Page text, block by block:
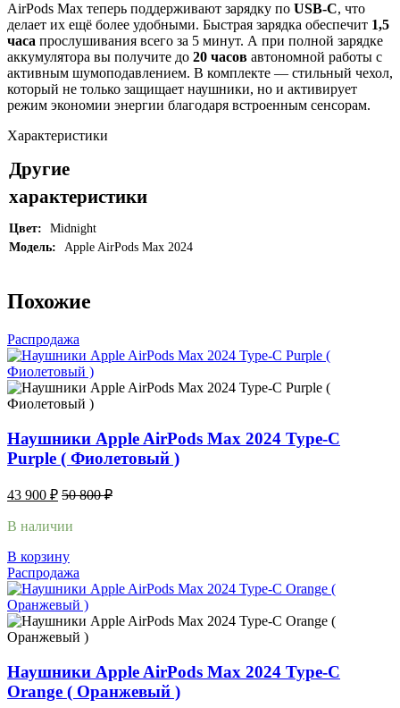
AirPods Max теперь поддерживают зарядку по USB-C, что
делает их ещё более удобными. Быстрая зарядка обеспечит 1,5
часа прослушивания всего за 5 минут. А при полной зарядке
аккумулятора вы получите до 20 часов автономной работы с
активным шумоподавлением. В комплекте — стильный чехол,
который не только защищает наушники, но и активирует
режим экономии энергии благодаря встроенным сенсорам.
Характеристики
Другие
характеристики
Цвет:
Midnight
Модель:
Apple AirPods Max 2024
Похожие
Распродажа
Наушники Apple AirPods Max 2024 Type-C
Purple ( Фиолетовый )
43 900 ₽ 50 800₽
В наличии
В корзину
Распродажа
Наушники Apple AirPods Max 2024 Type-C
Orange ( Оранжевый )